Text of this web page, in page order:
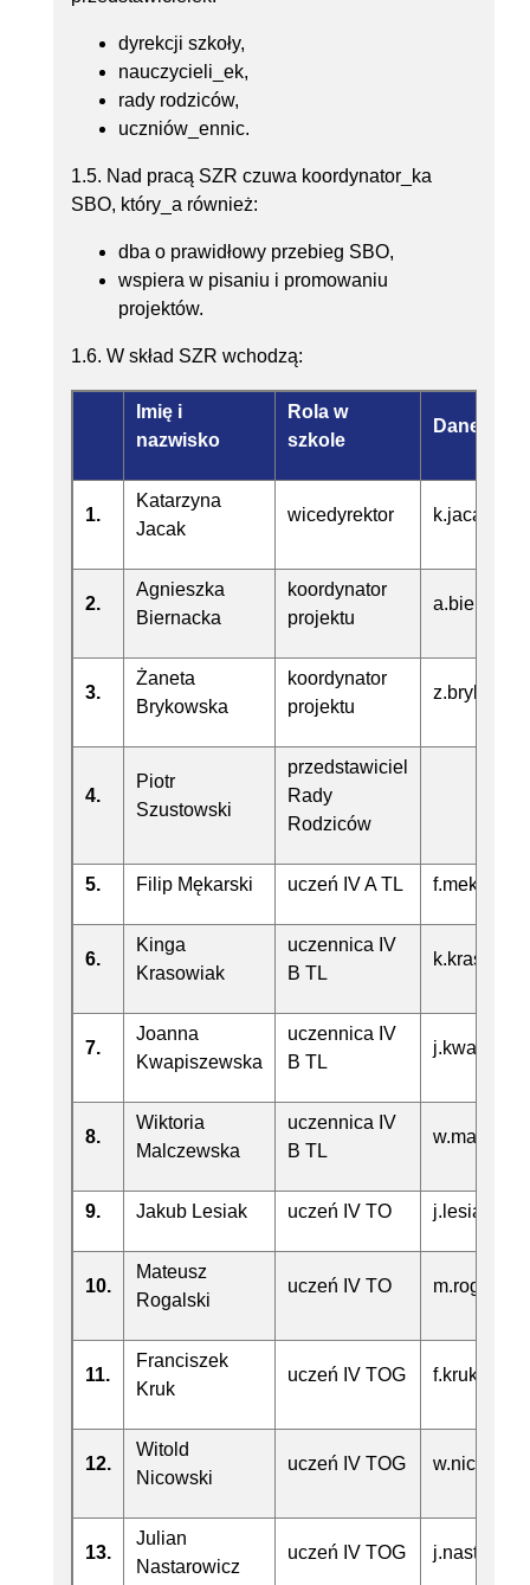
dyrekcji szkoły,
nauczycieli_ek,
rady rodziców,
uczniów_ennic.
1.5. Nad pracą SZR czuwa koordynator_ka
SBO, który_a również:
dba o prawidłowy przebieg SBO,
wspiera w pisaniu i promowaniu
projektów.
1.6. W skład SZR wchodzą:
Imię i
nazwisko
Rola w
szkole
Dane
1.
Katarzyna
Jacak
wicedyrektor
2.
Agnieszka
Biernacka
koordynator
projektu
3.
Żaneta
Brykowska
koordynator
projektu
4.
Piotr
Szustowski
przedstawiciel
Rady
Rodziców
5. Filip Mękarski uczeń IV A TL
6.
Kinga
Krasowiak
uczennica IV
B TL
7.
Joanna
Kwapiszewska
uczennica IV
B TL
8.
Wiktoria
Malczewska
uczennica IV
B TL
9. Jakub Lesiak uczeń IV TO
10.
Mateusz
Rogalski
uczeń IV TO
11.
Franciszek
Kruk
uczeń IV TOG
12.
Witold
Nicowski
uczeń IV TOG
13.
Julian
Nastarowicz
uczeń IV TOG